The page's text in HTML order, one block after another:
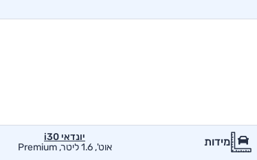
מידות
יונדאי i30
אוט', 1.6 ליטר, Premium